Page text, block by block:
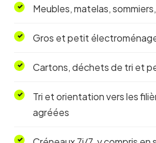
Meubles, matelas,
Gros et petit
Cartons, déchets de tri et
Tri et orientation vers les
agréées